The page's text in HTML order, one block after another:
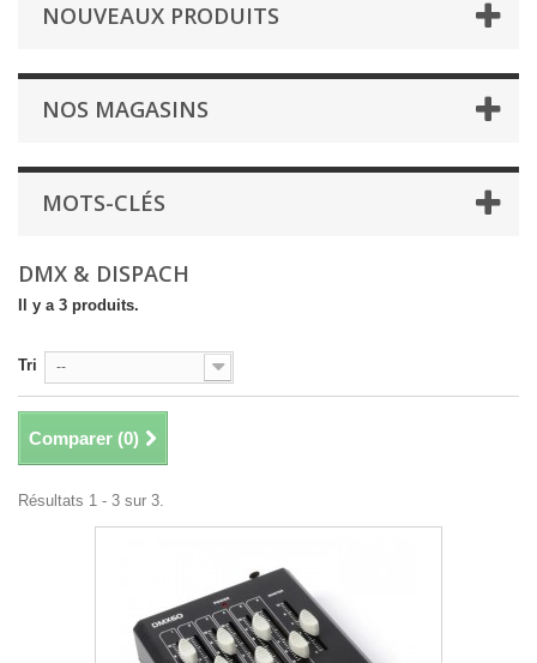
NOUVEAUX PRODUITS
NOS MAGASINS
MOTS-CLÉS
DMX & DISPACH
Il y a 3 produits.
Tri --
Comparer (0)
Résultats 1 - 3 sur 3.